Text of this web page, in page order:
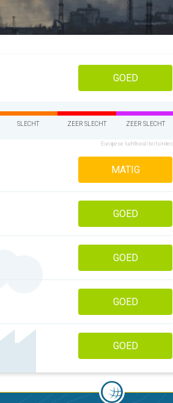
GOED
SLECHT ZEER SLECHT ZEER SLECHT
Europese luchtkwaliteitsindex
MATIG
GOED
GOED
GOED
GOED